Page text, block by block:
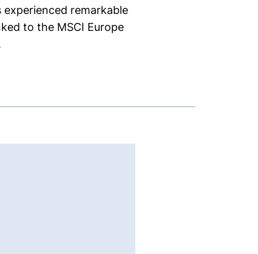
remarkable
to the MSCI Europe